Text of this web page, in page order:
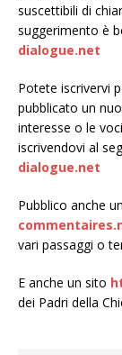
suscettibili di
suggerimento è
dialogue.net
Potete iscrivervi
pubblicato un
interesse o le
iscrivendovi al
dialogue.net
Pubblico anche
vari passaggi o
E anche un sito
dei Padri della